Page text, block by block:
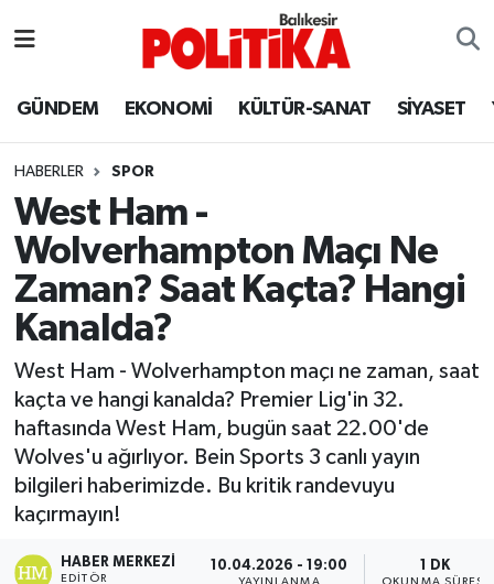
GÜNDEM EKONOMİ KÜLTÜR-SANAT SİYASET
HABERLER SPOR
West Ham -
Wolverhampton Maçı Ne
Zaman? Saat Kaçta? Hangi
Kanalda?
West Ham - Wolverhampton maçı ne zaman, saat
kaçta ve hangi kanalda? Premier Lig'in 32.
haftasında West Ham, bugün saat 22.00'de
Wolves'u ağırlıyor. Bein Sports 3 canlı yayın
bilgileri haberimizde. Bu kritik randevuyu
kaçırmayın!
HABER MERKEZI
EDITÖR
10.04.2026 - 19:00
YAYINLANMA
1 DK
OKUNMA SÜRESI
Ayvalık
Balya
Bandırma
Bigadiç
BİYOGRAFİLER
Burhaniye
ÇEVRE
Balıkesir Hava Durumu
Balıkesir Namaz Vakitleri
Balıkesir Trafik Yoğunluk Haritası
Süper Lig Puan Durumu ve Fikstür
Tüm Manşetler
Son Dakika Haberleri
Haber Arşivi